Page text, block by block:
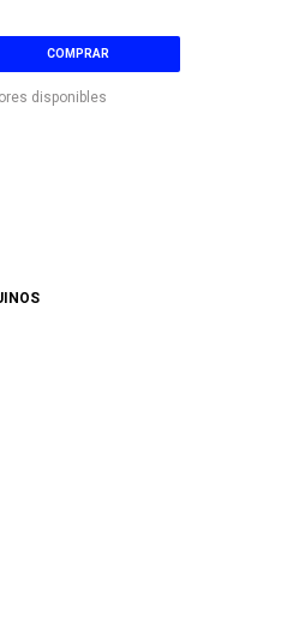
COMPRAR
disponibles